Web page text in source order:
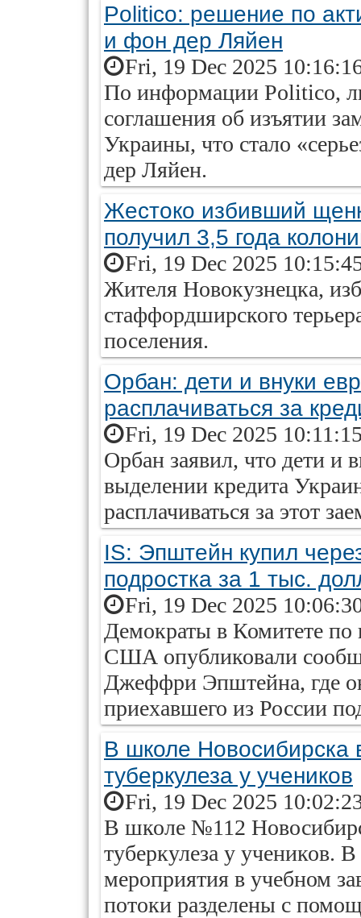
Politico: решение по
и фон дер Ляйен
Fri, 19 Dec 2025
По информации Politico,
соглашения об изъятии
Украины, что стало
дер Ляйен.
Жестоко избивший
получил 3,5 года
Fri, 19 Dec 2025
Жителя Новокузнецка,
стаффордширского
поселения.
Орбан: дети и внуки
расплачиваться за
Fri, 19 Dec 2025
Орбан заявил, что дети и
выделении кредита
расплачиваться за этот
IS: Эпштейн купил
подростка за 1 тыс.
Fri, 19 Dec 2025
Демократы в Комитете по
США опубликовали
Джеффри Эпштейна, где
приехавшего из России
В школе Новосибирска
туберкулеза у учеников
Fri, 19 Dec 2025
В школе №112
туберкулеза у учеников.
мероприятия в учебном
потоки разделены с